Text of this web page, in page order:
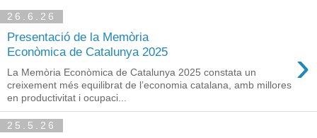
26.6.26
Presentació de la Memòria
Econòmica de Catalunya 2025
›
La Memòria Econòmica de Catalunya 2025 constata un
creixement més equilibrat de l’economia catalana, amb millores
en productivitat i ocupaci...
25.5.26